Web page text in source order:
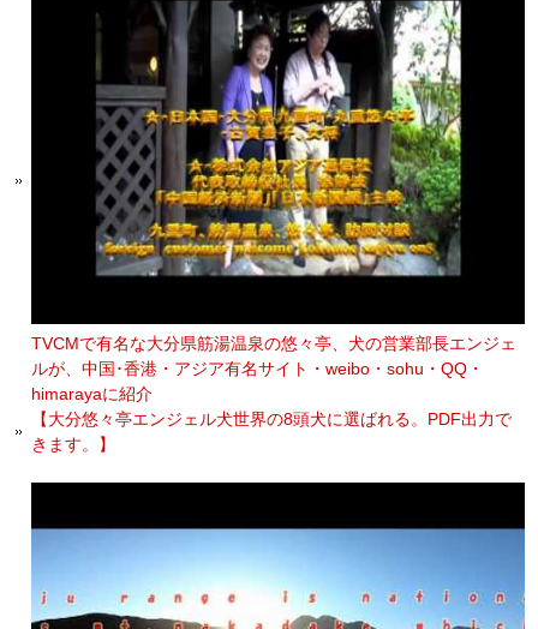
TVCMで有名な大分県筋湯温泉の悠々亭、犬の営業部長エンジェ
ルが、中国･香港・アジア有名サイト・weibo・sohu・QQ・
himarayaに紹介
【大分悠々亭エンジェル犬世界の8頭犬に選ばれる。PDF出力で
きます。】